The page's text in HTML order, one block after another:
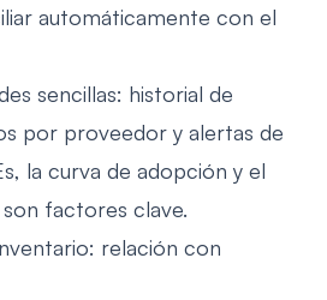
automáticamente con el
sencillas: historial de
por proveedor y alertas de
la curva de adopción y el
factores clave.
relación con